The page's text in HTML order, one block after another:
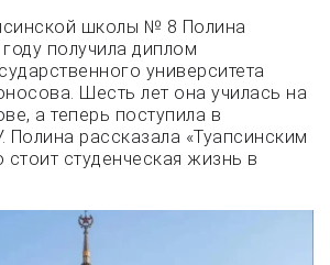
школы № 8 Полина
получила диплом
университета
Шесть лет она училась на
а теперь поступила в
Полина рассказала «Туапсинским
стоит студенческая жизнь в